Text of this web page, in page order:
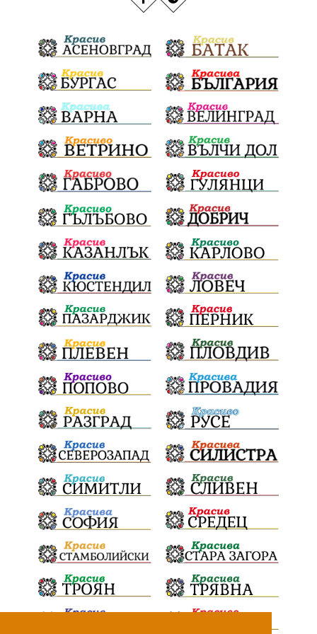
Политическа криза Струмяни Гордост
трафик НАП Сияна Акция Пешеходец
убийство археология замърсяване
Издирване заплахи Хераклея Синтика
обществена поръчка Украйна Измама
Георги Динев престъпление Великден 2025
почит Актуално История
Конституционен съд ВиК Стефан Апостолов
Радослав Ревански пострадали МРРБ
ИвелинМихайлов АнгелинаПопова
Социална политика партия "Мафия"
Сигурност Доброволци
Росен Желязков грабеж справедливост
#Земеделие социални услуги
животновъдство палеж ЮЗУ празници
Дете Безплатни прегледи Вот на недоверие
Министерство на земеделието